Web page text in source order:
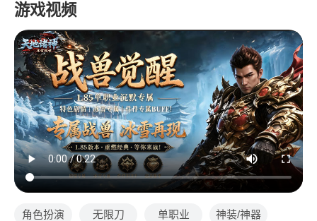
游戏视频
角色扮演 无限刀 单职业 神装/神器